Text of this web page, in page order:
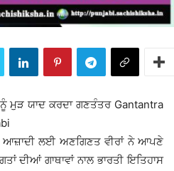
ਮੁੜ ਯਾਦ ਕਰਦਾ ਗਣਤੰਤਰ Gantantra
ਆਜ਼ਾਦੀ ਲਈ ਅਣਗਿਣਤ ਵੀਰਾਂ ਨੇ ਆਪਣੇ
ਦੀਆਂ ਗਾਥਾਵਾਂ ਨਾਲ ਭਾਰਤੀ ਇਤਿਹਾਸ